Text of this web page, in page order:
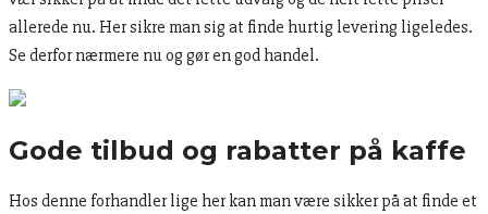
allerede nu. Her sikre man sig at finde hurtig levering ligeledes.
Se derfor nærmere nu og gør en god handel.
Gode tilbud og rabatter på kaffe
Hos denne forhandler lige her kan man være sikker på at finde et